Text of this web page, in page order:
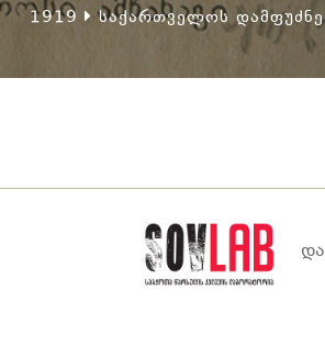
1919
საქართველოს